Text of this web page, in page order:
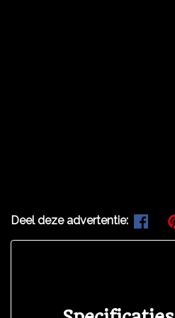
Deel deze advertentie: